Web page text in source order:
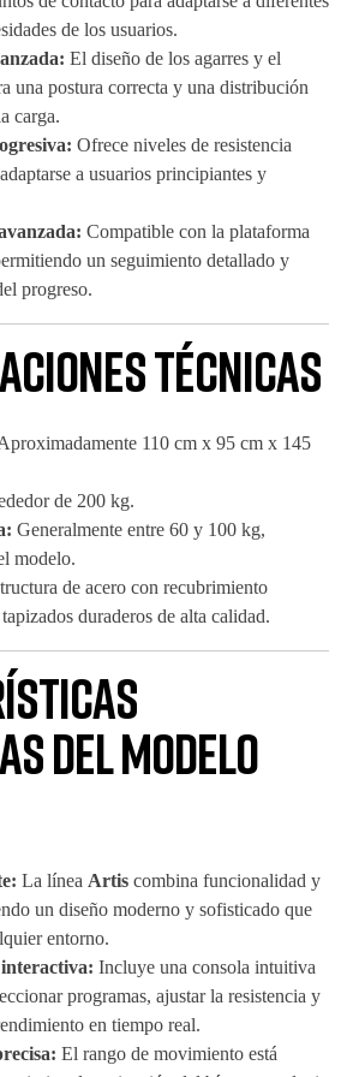
de los usuarios.
El diseño de los agarres y el
una postura correcta y una distribución
carga.
Ofrece niveles de resistencia
a usuarios principiantes y
Compatible con la plataforma
un seguimiento detallado y
progreso.
técnicas
110 cm x 95 cm x 145
de 200 kg.
Generalmente entre 60 y 100 kg,
modelo.
de acero con recubrimiento
duraderos de alta calidad.
del modelo
La línea Artis combina funcionalidad y
un diseño moderno y sofisticado que
entorno.
Incluye una consola intuitiva
programas, ajustar la resistencia y
en tiempo real.
El rango de movimiento está